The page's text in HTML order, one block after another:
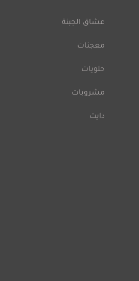
عشاق الجبنة
معجنات
حلويات
مشروبات
دايت